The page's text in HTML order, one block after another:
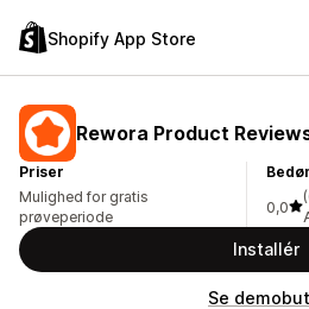
Shopify App Store
Rewora Product
Priser
Mulighed for gratis
prøveperiode
0,0
Installér
Se